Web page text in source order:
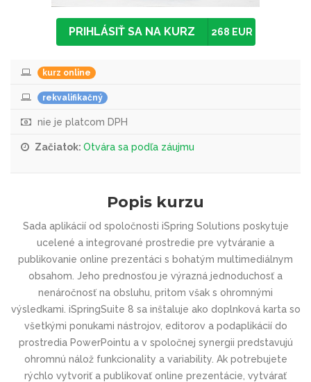
PRIHLÁSIŤ SA NA KURZ 268 EUR
kurz online
rekvalifikačný
nie je platcom DPH
Začiatok: Otvára sa podľa záujmu
Popis kurzu
Sada aplikácií od spoločnosti iSpring Solutions poskytuje
ucelené a integrované prostredie pre vytváranie a
publikovanie online prezentáci s bohatým multimediálnym
obsahom. Jeho prednosťou je výrazná jednoduchosť a
nenáročnosť na obsluhu, pritom však s ohromnými
výsledkami. iSpringSuite 8 sa inštaluje ako doplnková karta so
všetkými ponukami nástrojov, editorov a podaplikácií do
prostredia PowerPointu a v spoločnej synergii predstavujú
ohromnú nálož funkcionality a variability. Ak potrebujete
rýchlo vytvoriť a publikovať online prezentácie, vytvárať